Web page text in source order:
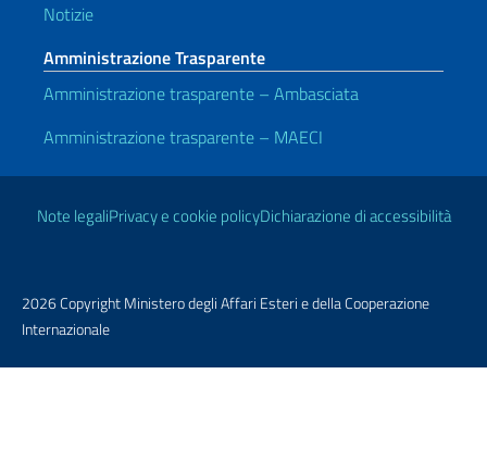
Notizie
Amministrazione Trasparente
Amministrazione trasparente – Ambasciata
Amministrazione trasparente – MAECI
Link Utili
Note legaliPrivacy e cookie policyDichiarazione di accessibilità
2026 Copyright Ministero degli Affari Esteri e della Cooperazione
Internazionale